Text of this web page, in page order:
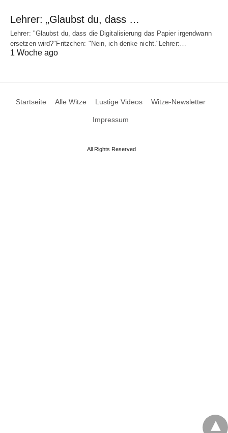
Lehrer: „Glaubst du, dass …
Lehrer: "Glaubst du, dass die Digitalisierung das Papier irgendwann
ersetzen wird?"Fritzchen: "Nein, ich denke nicht."Lehrer:…
1 Woche ago
Startseite Alle Witze Lustige Videos Witze-Newsletter
Impressum
All Rights Reserved